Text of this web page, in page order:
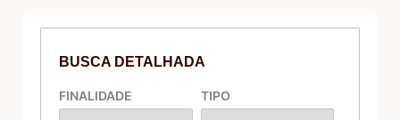
BUSCA DETALHADA
FINALIDADE TIPO